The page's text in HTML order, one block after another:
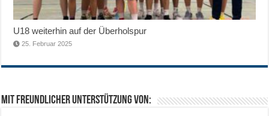
U18 weiterhin auf der Überholspur
25. Februar 2025
Mit freundlicher Unterstützung von: